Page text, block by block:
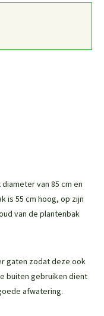
van 85 cm en
is 55 cm hoog, op zijn
van de plantenbak
gaten zodat deze ook
buiten gebruiken dient
afwatering.